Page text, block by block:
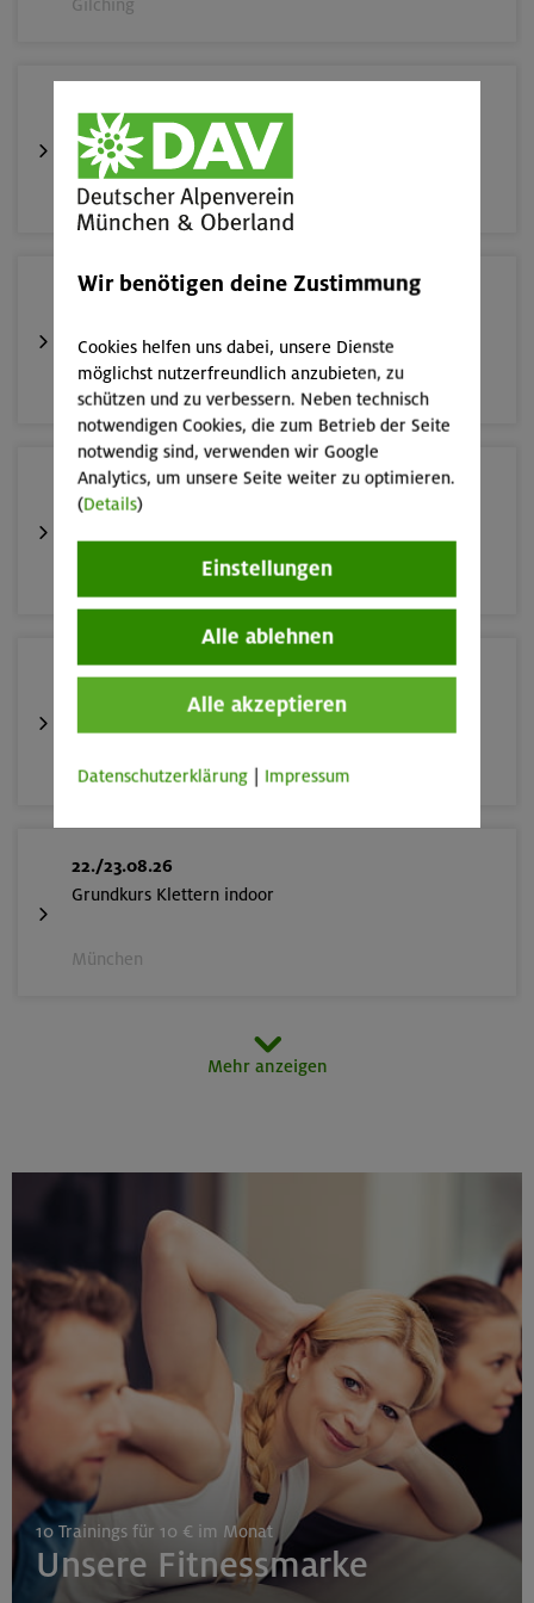
Gilching
Aufbaukurs Klettern indoor (3 Termine)
München
16.08.26
München
19.08.26
Schnupperkletterkurs indoor
22./23.08.26
Bouldern für Einsteiger indoor
München
22./23.08.26
Grundkurs Klettern indoor
München
25.08./01./08.09.26
Aufbaukurs Klettern indoor (3 Termine)
Gilching
26.08.26
Schnupperkletterkurs indoor
München
Mehr anzeigen
10 Trainings für 10 € im Monat
Unsere Fitnessmarke
Wir benötigen deine Zustimmung
Cookies helfen uns dabei, unsere Dienste
möglichst nutzerfreundlich anzubieten, zu
schützen und zu verbessern. Neben technisch
notwendigen Cookies, die zum Betrieb der Seite
notwendig sind, verwenden wir Google
Analytics, um unsere Seite weiter zu optimieren.
(Details)
Einstellungen
Alle ablehnen
Alle akzeptieren
Datenschutzerklärung Impressum